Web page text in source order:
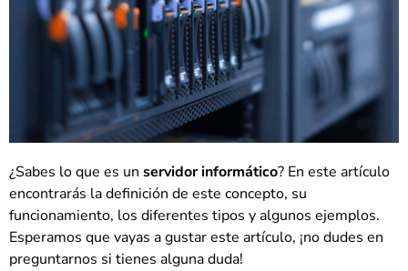
¿Sabes lo que es un servidor informático? En este artículo
encontrarás la definición de este concepto, su
funcionamiento, los diferentes tipos y algunos ejemplos.
Esperamos que vayas a gustar este artículo, ¡no dudes en
preguntarnos si tienes alguna duda!